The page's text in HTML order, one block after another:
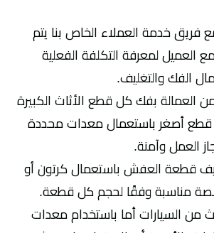
فريق خدمة العملاء الخاص بنا يتم
العميل لمعرفة التكلفة الفعلية
الفك والتغليف.
العمالة بفك كل قطع الأثاث الكبيرة
قطع أصغر باستعمال معدات محددة
العمل وآمنة.
قطعة العفش باستعمال كرتون أو
مناسبة وفقًا لحجم كل قطعة.
من السيارات أما باستخدام معدات